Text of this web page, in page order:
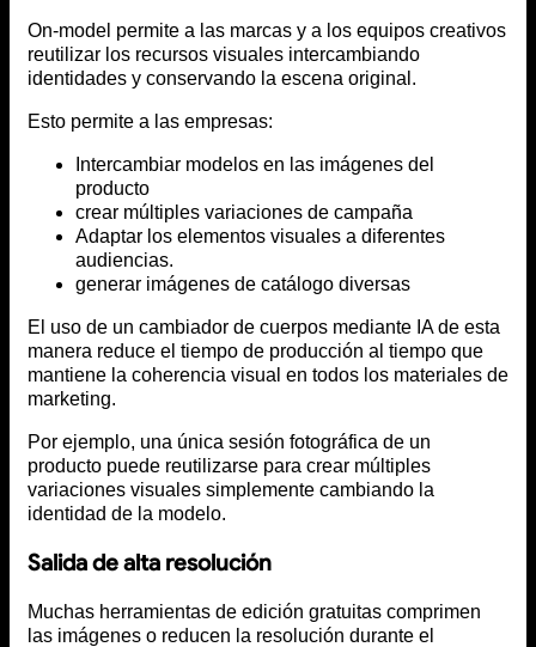
On-model permite a las marcas y a los equipos creativos
reutilizar los recursos visuales intercambiando
identidades y conservando la escena original.
Esto permite a las empresas:
Intercambiar modelos en las imágenes del
producto
crear múltiples variaciones de campaña
Adaptar los elementos visuales a diferentes
audiencias.
generar imágenes de catálogo diversas
El uso de un cambiador de cuerpos mediante IA de esta
manera reduce el tiempo de producción al tiempo que
mantiene la coherencia visual en todos los materiales de
marketing.
Por ejemplo, una única sesión fotográfica de un
producto puede reutilizarse para crear múltiples
variaciones visuales simplemente cambiando la
identidad de la modelo.
Salida de alta resolución
Muchas herramientas de edición gratuitas comprimen
las imágenes o reducen la resolución durante el